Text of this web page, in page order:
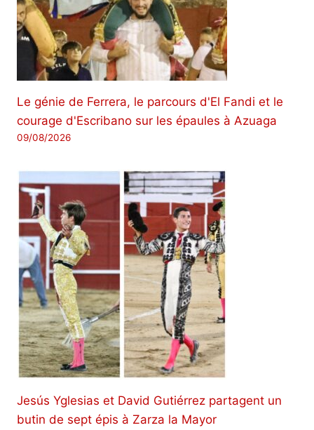
Le génie de Ferrera, le parcours d'El Fandi et le
courage d'Escribano sur les épaules à Azuaga
09/08/2026
Jesús Yglesias et David Gutiérrez partagent un
butin de sept épis à Zarza la Mayor